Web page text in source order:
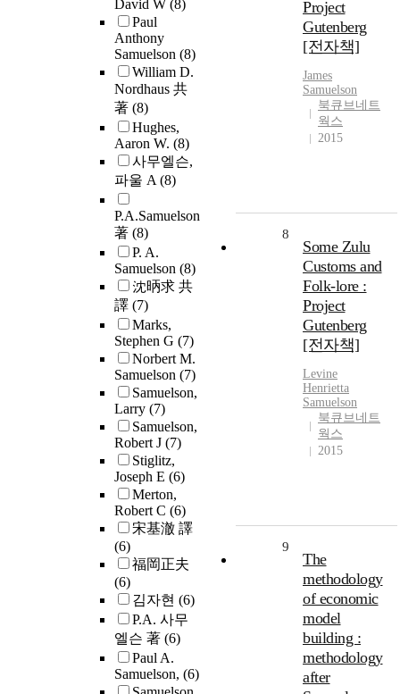
David W (8)
Paul
Anthony
Samuelson (8)
William D.
Nordhaus 共
著 (8)
Hughes,
Aaron W. (8)
사무엘슨,
파울 A(8)
P.A.Samuelson
著 (8)
P. A.
Samuelson (8)
沈昞求 共
譯 (7)
Marks,
Stephen G (7)
Norbert M.
Samuelson (7)
Samuelson,
Larry (7)
Samuelson,
Robert J (7)
Stiglitz,
Joseph E (6)
Merton,
Robert C (6)
宋基澈 譯
(6)
福岡正夫
(6)
김자현 (6)
P.A. 사무
엘슨 著 (6)
Paul A.
Samuelson, (6)
Project
Gutenberg
[전자책]
James
Samuelson
북큐브네트
웍스
2015
8
Some Zulu
Customs and
Folk-lore :
Project
Gutenberg
[전자책]
Levine
Henrietta
Samuelson
북큐브네트
웍스
2015
9
The
methodology
of economic
model
building :
methodology
after